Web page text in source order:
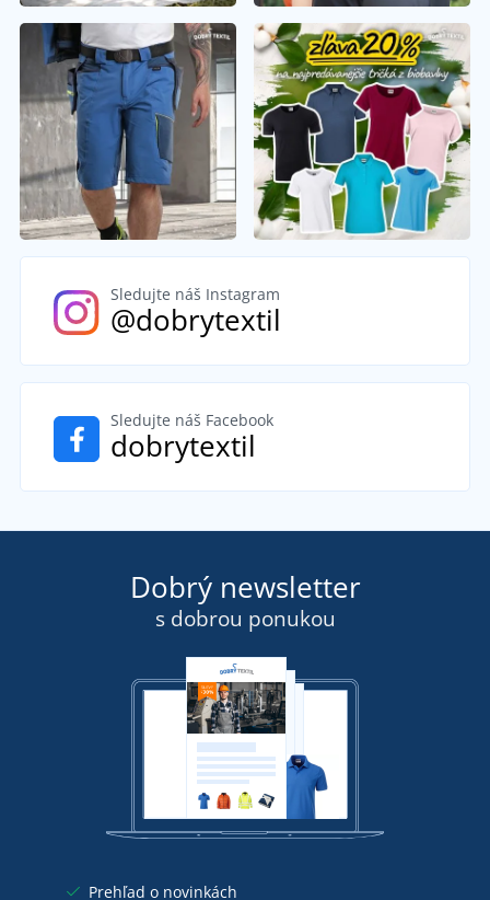
Sledujte náš Instagram
@dobrytextil
Sledujte náš Facebook
dobrytextil
Dobrý newsletter
s dobrou ponukou
Prehľad o novinkách